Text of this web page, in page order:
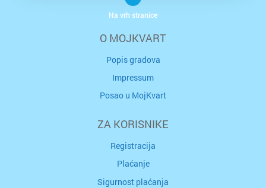
O MOJKVART
Popis gradova
Impressum
Posao u MojKvart
ZA KORISNIKE
Registracija
Plaćanje
Sigurnost plaćanja
Na vrh stranice